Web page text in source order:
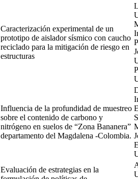
Caracterización experimental de un
prototipo de aislador sísmico con caucho
reciclado para la mitigación de riesgo en
estructuras
Influencia de la profundidad de muestreo
sobre el contenido de carbono y
nitrógeno en suelos de “Zona Bananera”
departamento del Magdalena -Colombia.
Evaluación de estrategias en la